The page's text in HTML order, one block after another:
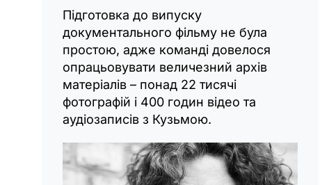
Підготовка до випуску
документального фільму не була
простою, адже команді довелося
опрацьовувати величезний архів
матеріалів – понад 22 тисячі
фотографій і 400 годин відео та
аудіозаписів з Кузьмою.